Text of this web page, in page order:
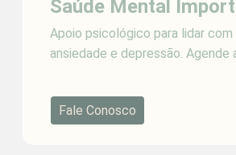
Saúde Mental
Apoio psicológico para lidar
ansiedade e depressão. Agende
Fale Conosco